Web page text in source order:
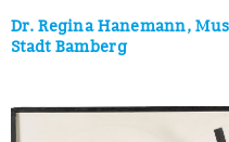
Dr. Regina Hanemann,
Stadt Bamberg